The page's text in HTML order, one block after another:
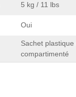
5 kg / 11 lbs
Oui
Sachet
compartimenté